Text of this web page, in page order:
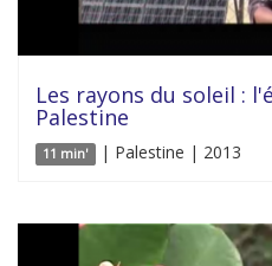
Les rayons du soleil :
Palestine
11 min' | Palestine | 2013